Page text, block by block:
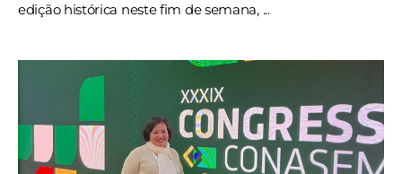
edição histórica neste fim de semana, ...